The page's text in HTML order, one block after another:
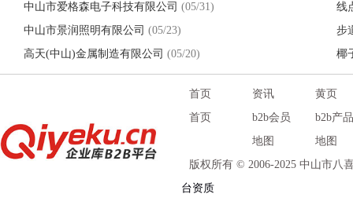
中山市爱格森电子科技有限公司 (05/31)
中山市景润照明有限公司 (05/23)
高天(中山)金属制造有限公司 (05/20)
线
步
椰
首页 资讯
黄页
首页
b2b会员
地图
b2b产品
地图
版权所有 © 2006-2025 中山市八
台资质